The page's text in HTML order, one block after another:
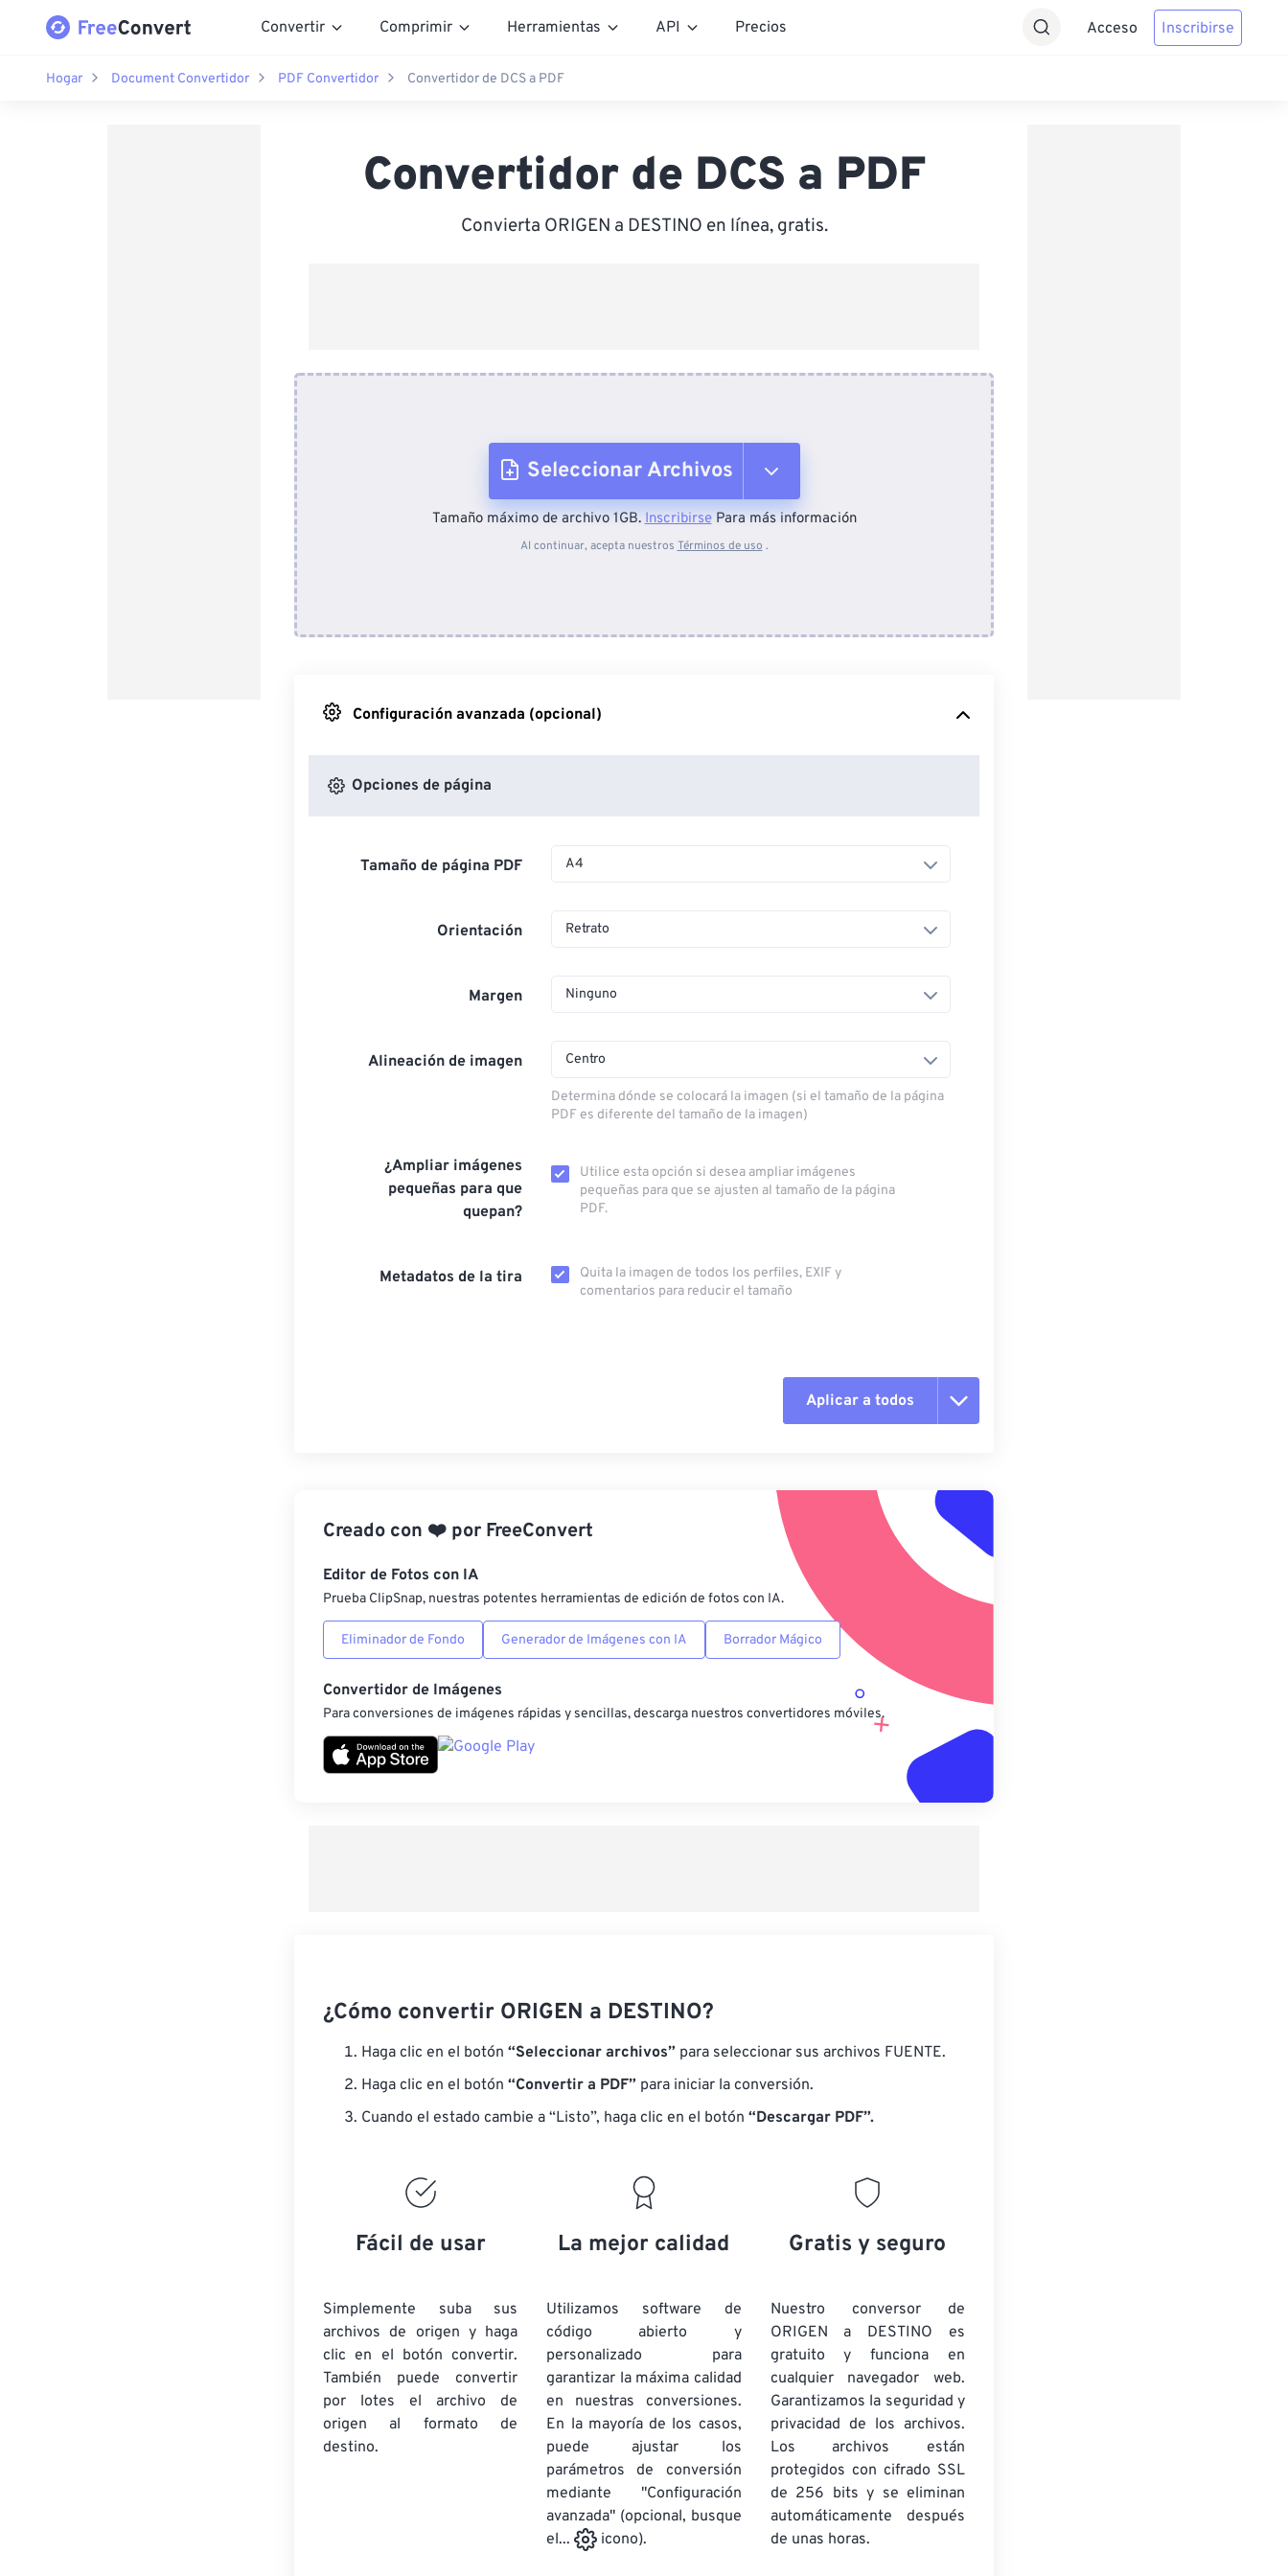
Convertir Comprimir Herramientas API Precios Acceso Inscribirse
Hogar Document Convertidor PDF Convertidor Convertidor de DCS a PDF
Convertidor de DCS a PDF
Convierta ORIGEN a DESTINO en línea, gratis.
Seleccionar Archivos
Desde el dispositivo
Tamaño máximo de archivo 1GB.InscribirsePara más información
Al continuar, acepta nuestros Términos de uso .
Configuración avanzada (opcional)
Opciones de página
Tamaño de página PDF A4
Orientación Retrato
Margen Ninguno
Alineación de imagen Centro
Determina dónde se colocará la imagen (si el tamaño de la página
PDF es diferente del tamaño de la imagen)
¿Ampliar imágenes
pequeñas para que
quepan?
Utilice esta opción si desea ampliar imágenes
pequeñas para que se ajusten al tamaño de la página
PDF.
Metadatos de la tira
Quita la imagen de todos los perfiles, EXIF ​​y
comentarios para reducir el tamaño
Aplicar a todos
Aplicar desde el ajuste preestablecido
Guardar como preestablecido
Creado con ❤️ por FreeConvert
Editor de Fotos con IA
Prueba ClipSnap, nuestras potentes herramientas de edición de fotos con IA.
Eliminador de Fondo Generador de Imágenes con IA Borrador Mágico
Convertidor de Imágenes
Para conversiones de imágenes rápidas y sencillas, descarga nuestros convertidores móviles.
¿Cómo convertir ORIGEN a DESTINO?
Haga clic en el botón “Seleccionar archivos” para seleccionar sus archivos FUENTE.
Haga clic en el botón “Convertir a PDF” para iniciar la conversión.
Cuando el estado cambie a “Listo”, haga clic en el botón “Descargar PDF”.
Fácil de usar
Simplemente suba sus
archivos de origen y haga
clic en el botón convertir.
También puede convertir
por lotesel archivo de
origen al formato de
destino.
La mejor calidad
Utilizamos software de
código abierto y
personalizado para
garantizar la máxima calidad
en nuestras conversiones.
En la mayoría de los casos,
puede ajustar los
parámetros de conversión
mediante "Configuración
avanzada" (opcional, busque
el...
icono).
Gratis y seguro
Nuestro conversor de
ORIGEN a DESTINO es
gratuito y funciona en
cualquier navegador web.
Garantizamos la seguridad y
privacidad de los archivos.
Los archivos están
protegidos con cifrado SSL
de 256 bits y se eliminan
automáticamente después
de unas horas.